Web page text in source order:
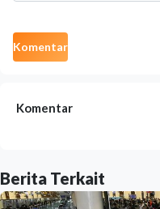
Komentar
Komentar
Berita Terkait